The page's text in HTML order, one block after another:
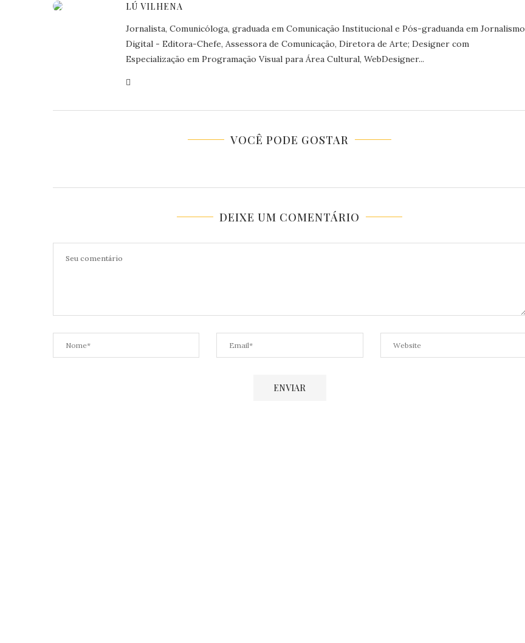
LÚ VILHENA
Jornalista, Comunicóloga, graduada em Comunicação Institucional e Pós-graduanda em Jornalismo
Digital - Editora-Chefe, Assessora de Comunicação, Diretora de Arte; Designer com
Especialização em Programação Visual para Área Cultural, WebDesigner...
VOCÊ PODE GOSTAR
DEIXE UM COMENTÁRIO